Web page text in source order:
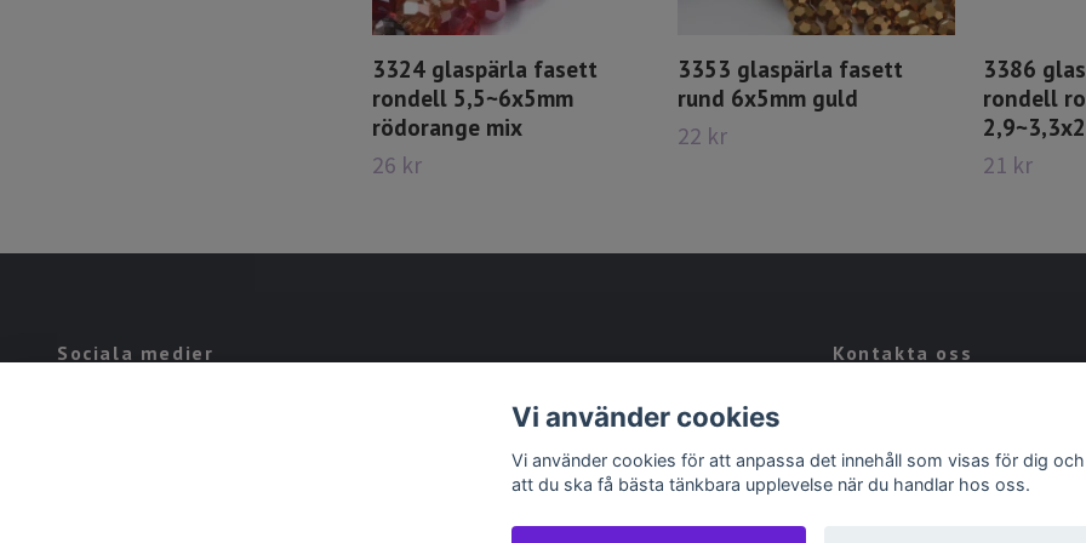
3324 glaspärla fasett
rondell 5,5~6x5mm
rödorange mix
26 kr
3353 glaspärla fasett
rund 6x5mm guld
22 kr
3386
rondell
21 kr
Sociala medier Kontakta oss
Vi använder cookies
Vi använder cookies för att anpassa det innehåll som visas för dig
att du ska få bästa tänkbara upplevelse när du handlar hos oss.